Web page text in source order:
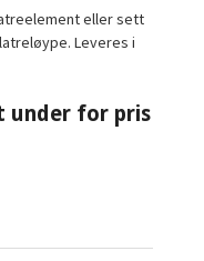
eller sett
Leveres i
under for pris